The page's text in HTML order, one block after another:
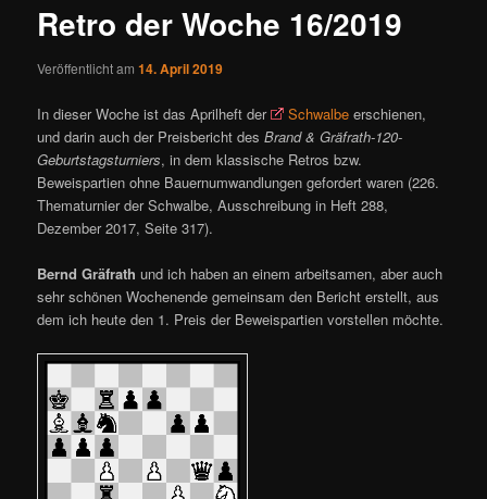
a
s
a
v
i
g
a
t
o
n
Retro der Woche 16/2019
Veröffentlicht am14. April 2019
In dieser Woche ist das Aprilheft der Schwalbe erschienen,
und darin auch der Preisbericht desBrand & Gräfrath-120-
Geburtstagsturniers, in dem klassische Retros bzw.
Beweispartien ohne Bauernumwandlungen gefordert waren (226.
Thematurnier der Schwalbe, Ausschreibung in Heft 288,
Dezember 2017, Seite 317).
Bernd Gräfrath und ich haben an einem arbeitsamen, aber auch
sehr schönen Wochenende gemeinsam den Bericht erstellt, aus
dem ich heute den 1. Preis der Beweispartien vorstellen möchte.